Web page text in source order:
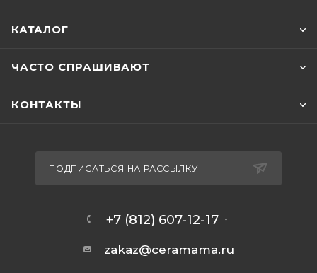
КАТАЛОГ
ЧАСТО СПРАШИВАЮТ
КОНТАКТЫ
ПОДПИСАТЬСЯ НА РАССЫЛКУ
+7 (812) 607-12-17
zakaz@ceramama.ru